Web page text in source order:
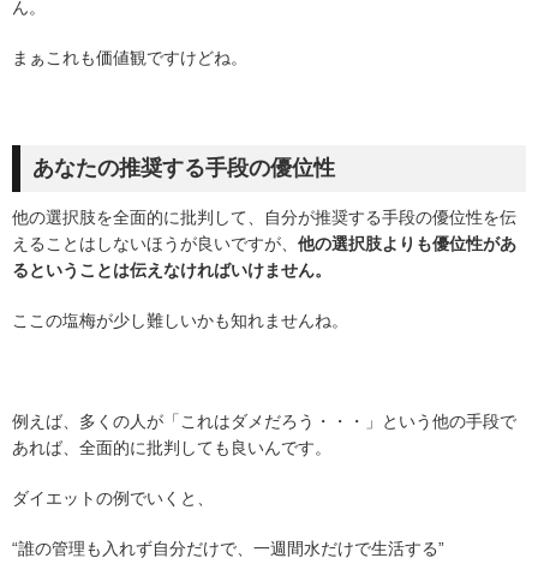
ん。
まぁこれも価値観ですけどね。
あなたの推奨する手段の優位性
他の選択肢を全面的に批判して、自分が推奨する手段の優位性を伝
えることはしないほうが良いですが、 他の選択肢よりも優位性があ
るということは伝えなければいけません。
ここの塩梅が少し難しいかも知れませんね。
例えば、多くの人が「これはダメだろう・・・」という他の手段で
あれば、全面的に批判しても良いんです。
ダイエットの例でいくと、
“誰の管理も入れず自分だけで、一週間水だけで生活する”